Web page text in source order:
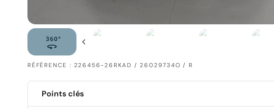
RÉFÉRENCE : 226456-26RKAD / 26029734O / R
Points clés